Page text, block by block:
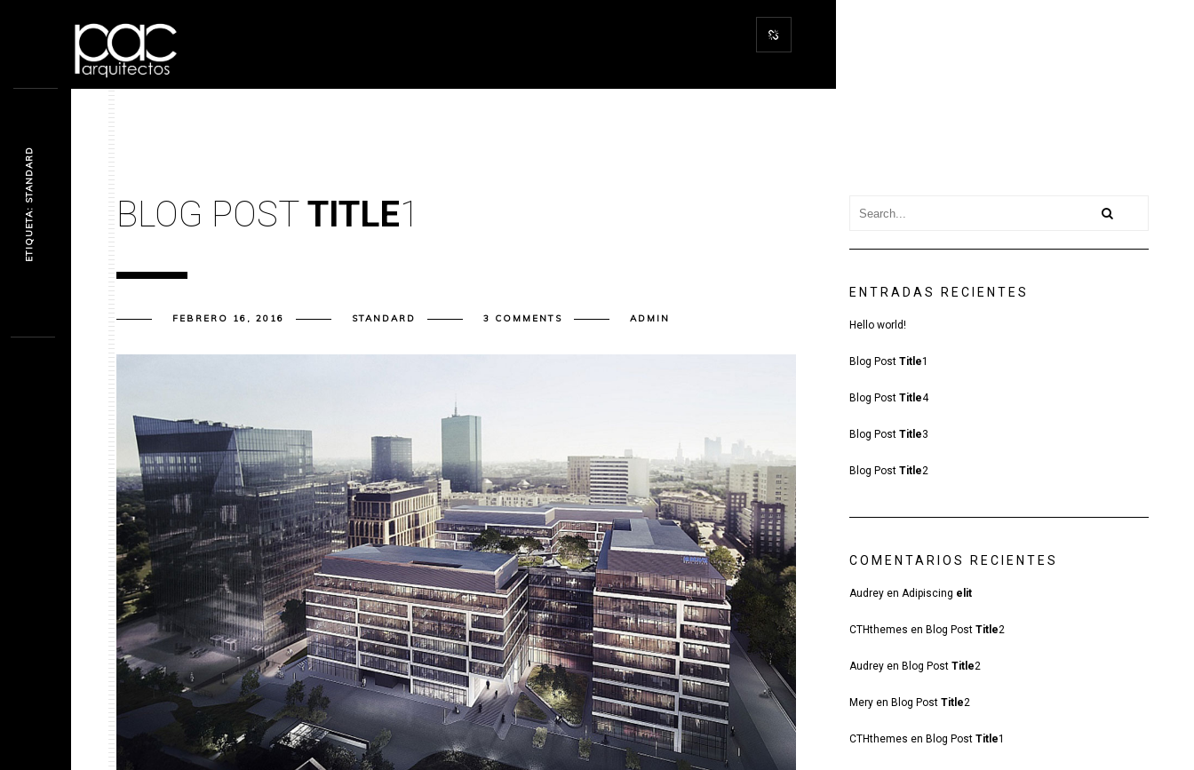
BLOG POSTTITLE1
FEBRERO 16, 2016 STANDARD 3 COMMENTS ADMIN
ENTRADAS RECIENTES
Hello world!
Blog Post Title1
Blog Post Title4
Blog Post Title3
Blog Post Title2
COMENTARIOS RECIENTES
Audreyen Adipiscing elit
CTHthemes en Blog Post Title2
Audreyen Blog Post Title2
Meryen Blog Post Title2
CTHthemes en Blog Post Title1
ETIQUETA: STANDARD